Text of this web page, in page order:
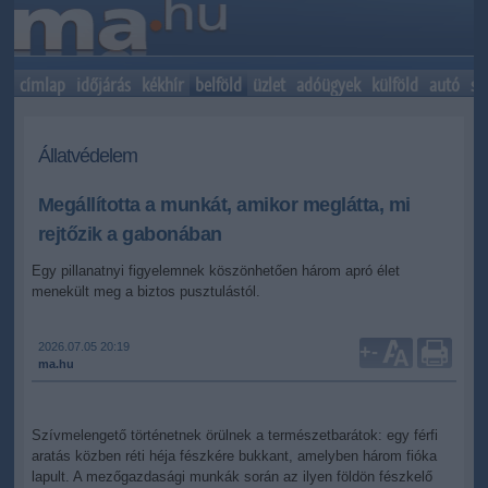
címlap időjárás kékhír belföld üzlet adóügyek külföld autó
Állatvédelem
Megállította a munkát, amikor meglátta, mi
rejtőzik a gabonában
Egy pillanatnyi figyelemnek köszönhetően három apró élet
menekült meg a biztos pusztulástól.
2026.07.05 20:19
ma.hu
+-
Szívmelengető történetnek örülnek a természetbarátok: egy férfi
aratás közben réti héja fészkére bukkant, amelyben három fióka
lapult. A mezőgazdasági munkák során az ilyen földön fészkelő